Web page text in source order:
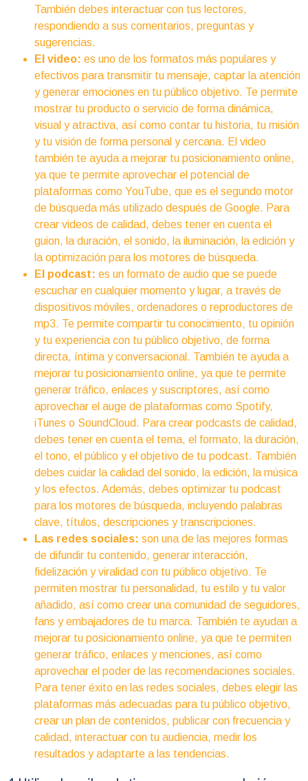
También debes interactuar con tus lectores,
respondiendo a sus comentarios, preguntas y
sugerencias.
El video: es uno de los formatos más populares y
efectivos para transmitir tu mensaje, captar la atención
y generar emociones en tu público objetivo. Te permite
mostrar tu producto o servicio de forma dinámica,
visual y atractiva, así como contar tu historia, tu misión
y tu visión de forma personal y cercana. El video
también te ayuda a mejorar tu posicionamiento online,
ya que te permite aprovechar el potencial de
plataformas como YouTube, que es el segundo motor
de búsqueda más utilizado después de Google. Para
crear videos de calidad, debes tener en cuenta el
guion, la duración, el sonido, la iluminación, la edición y
la optimización para los motores de búsqueda.
El podcast: es un formato de audio que se puede
escuchar en cualquier momento y lugar, a través de
dispositivos móviles, ordenadores o reproductores de
mp3. Te permite compartir tu conocimiento, tu opinión
y tu experiencia con tu público objetivo, de forma
directa, íntima y conversacional. También te ayuda a
mejorar tu posicionamiento online, ya que te permite
generar tráfico, enlaces y suscriptores, así como
aprovechar el auge de plataformas como Spotify,
iTunes o SoundCloud. Para crear podcasts de calidad,
debes tener en cuenta el tema, el formato, la duración,
el tono, el público y el objetivo de tu podcast. También
debes cuidar la calidad del sonido, la edición, la música
y los efectos. Además, debes optimizar tu podcast
para los motores de búsqueda, incluyendo palabras
clave, títulos, descripciones y transcripciones.
Las redes sociales: son una de las mejores formas
de difundir tu contenido, generar interacción,
fidelización y viralidad con tu público objetivo. Te
permiten mostrar tu personalidad, tu estilo y tu valor
añadido, así como crear una comunidad de seguidores,
fans y embajadores de tu marca. También te ayudan a
mejorar tu posicionamiento online, ya que te permiten
generar tráfico, enlaces y menciones, así como
aprovechar el poder de las recomendaciones sociales.
Para tener éxito en las redes sociales, debes elegir las
plataformas más adecuadas para tu público objetivo,
crear un plan de contenidos, publicar con frecuencia y
calidad, interactuar con tu audiencia, medir los
resultados y adaptarte a las tendencias.